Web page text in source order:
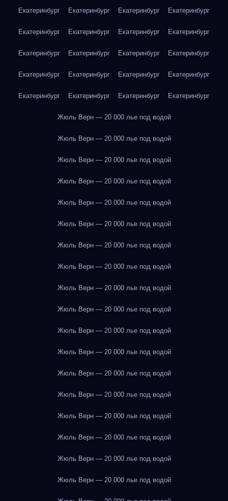
Екатеринбург Екатеринбург Екатеринбург Екатеринбург
Екатеринбург Екатеринбург Екатеринбург Екатеринбург
Екатеринбург Екатеринбург Екатеринбург Екатеринбург
Екатеринбург Екатеринбург Екатеринбург Екатеринбург
Екатеринбург Екатеринбург Екатеринбург Екатеринбург
Жюль Верн — 20 000 лье под водой
Жюль Верн — 20 000 лье под водой
Жюль Верн — 20 000 лье под водой
Жюль Верн — 20 000 лье под водой
Жюль Верн — 20 000 лье под водой
Жюль Верн — 20 000 лье под водой
Жюль Верн — 20 000 лье под водой
Жюль Верн — 20 000 лье под водой
Жюль Верн — 20 000 лье под водой
Жюль Верн — 20 000 лье под водой
Жюль Верн — 20 000 лье под водой
Жюль Верн — 20 000 лье под водой
Жюль Верн — 20 000 лье под водой
Жюль Верн — 20 000 лье под водой
Жюль Верн — 20 000 лье под водой
Жюль Верн — 20 000 лье под водой
Жюль Верн — 20 000 лье под водой
Жюль Верн — 20 000 лье под водой